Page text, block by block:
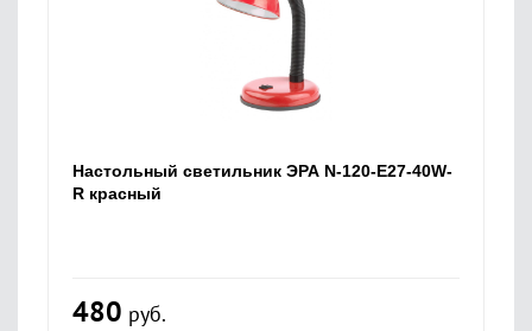
Настольный светильник ЭРА N-120-E27-40W-
R красный
480 руб.